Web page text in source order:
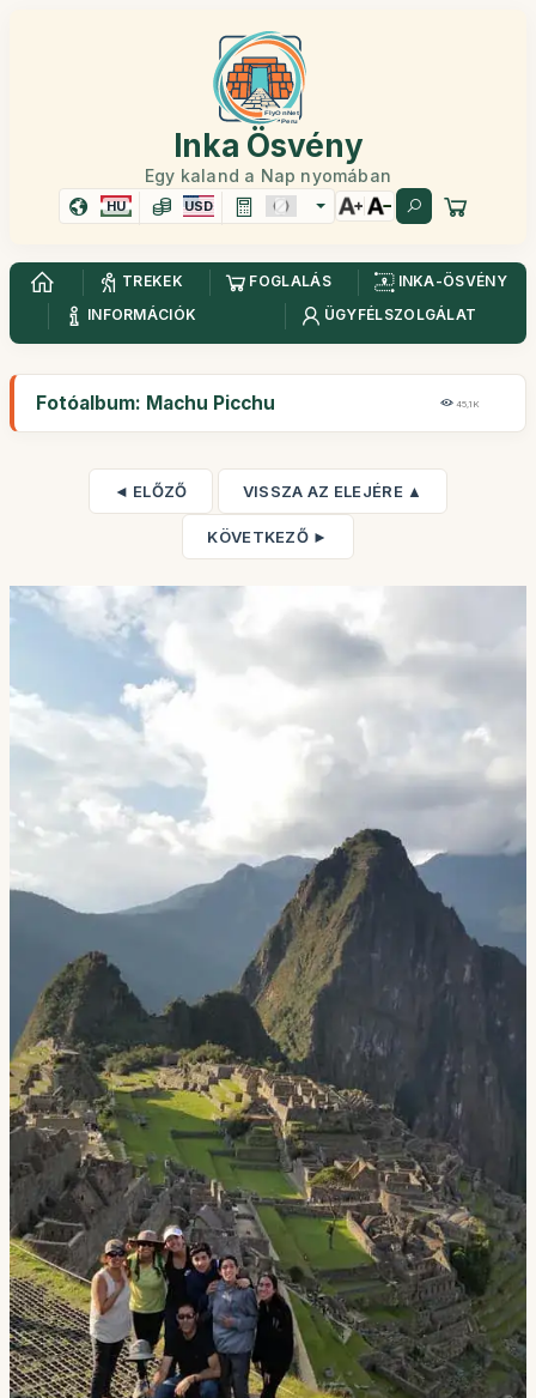
Inka Ösvény
Egy kaland a Nap nyomában
HU USD
TREKEK FOGLALÁS
INKA-ÖSVÉNY
INFORMÁCIÓK
ÜGYFÉLSZOLGÁLAT
Fotóalbum: Machu Picchu 45,1K
◄ ELŐZŐ VISSZA AZ ELEJÉRE ▲
KÖVETKEZŐ ►